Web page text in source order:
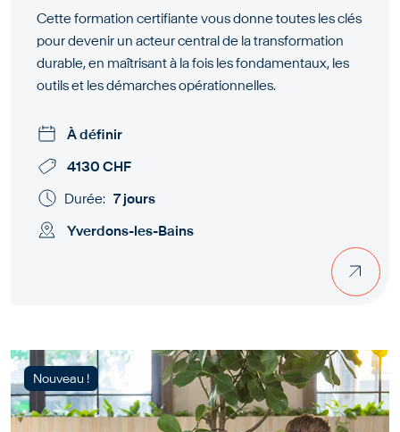
Cette formation certifiante vous donne toutes les clés
pour devenir un acteur central de la transformation
durable, en maîtrisant à la fois les fondamentaux, les
outils et les démarches opérationnelles.
À définir
4130 CHF
Durée: 7 jours
Yverdons-les-Bains
Nouveau !